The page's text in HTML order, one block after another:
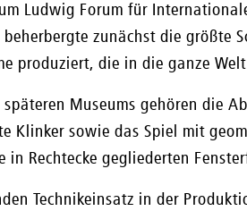
Ludwig Forum für
zunächst die größte
produziert, die in die ganze
Museums gehören die
Klinker sowie das Spiel mit
Rechtecke gegliederten
Technikeinsatz in der